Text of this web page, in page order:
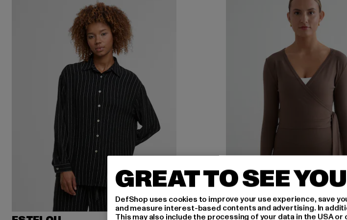
GREAT TO SEE
DefShop uses cookies to improve your use experience, save
and measure interest-based contents and advertising. In
This may also include the processing of your data in the USA